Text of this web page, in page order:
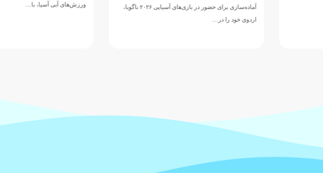
آماده‌سازی برای حضور در بازی‌های آسیایی ۲۰۲۶ ناگویا،
ورزش‌های آبی آسیا، با…